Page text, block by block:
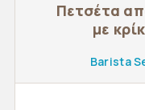
Πετσέτα
με
Barista